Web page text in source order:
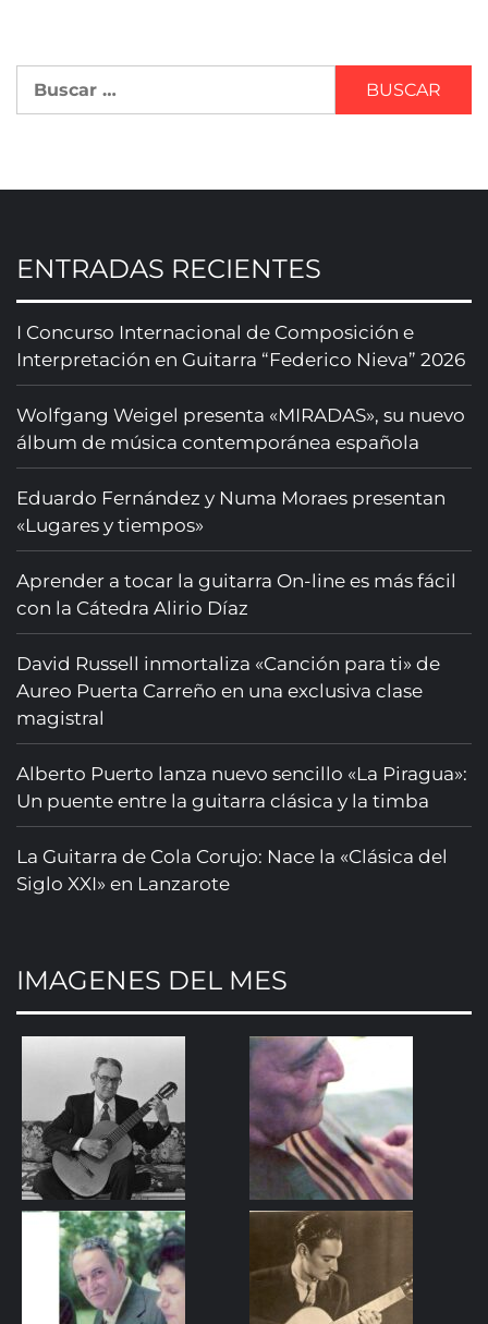
ENTRADAS RECIENTES
I Concurso Internacional de Composición e
Interpretación en Guitarra “Federico Nieva” 2026
Wolfgang Weigel presenta «MIRADAS», su nuevo
álbum de música contemporánea española
Eduardo Fernández y Numa Moraes presentan
«Lugares y tiempos»
Aprender a tocar la guitarra On-line es más fácil
con la Cátedra Alirio Díaz
David Russell inmortaliza «Canción para ti» de
Aureo Puerta Carreño en una exclusiva clase
magistral
Alberto Puerto lanza nuevo sencillo «La Piragua»:
Un puente entre la guitarra clásica y la timba
La Guitarra de Cola Corujo: Nace la «Clásica del
Siglo XXI» en Lanzarote
IMAGENES DEL MES